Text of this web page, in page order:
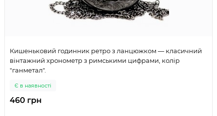
Кишеньковий годинник ретро з ланцюжком — класичний
вінтажний хронометр з римськими цифрами, колір
"ганметал".
Є в наявності
460 грн